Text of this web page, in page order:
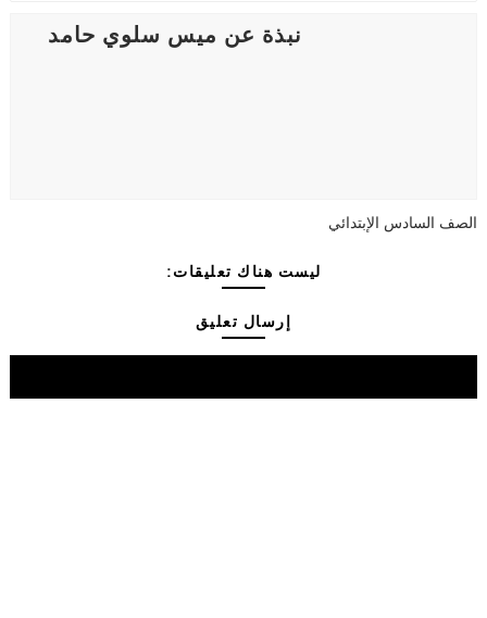
نبذة عن ميس سلوي حامد
الصف السادس الإبتدائي
ليست هناك تعليقات:
إرسال تعليق